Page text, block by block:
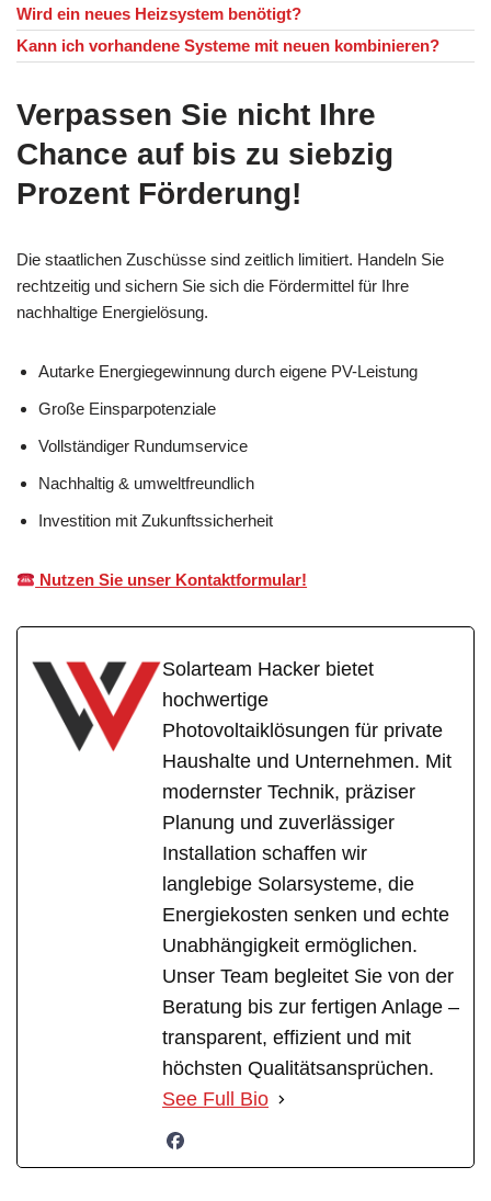
Wird ein neues Heizsystem benötigt?
Kann ich vorhandene Systeme mit neuen kombinieren?
Verpassen Sie nicht Ihre
Chance auf bis zu siebzig
Prozent Förderung!
Die staatlichen Zuschüsse sind zeitlich limitiert. Handeln Sie
rechtzeitig und sichern Sie sich die Fördermittel für Ihre
nachhaltige Energielösung.
Autarke Energiegewinnung durch eigene PV-Leistung
Große Einsparpotenziale
Vollständiger Rundumservice
Nachhaltig & umweltfreundlich
Investition mit Zukunftssicherheit
Nutzen Sie unser Kontaktformular!
Solarteam Hacker bietet
hochwertige
Photovoltaiklösungen für private
Haushalte und Unternehmen. Mit
modernster Technik, präziser
Planung und zuverlässiger
Installation schaffen wir
langlebige Solarsysteme, die
Energiekosten senken und echte
Unabhängigkeit ermöglichen.
Unser Team begleitet Sie von der
Beratung bis zur fertigen Anlage –
transparent, effizient und mit
höchsten Qualitätsansprüchen.
See Full Bio